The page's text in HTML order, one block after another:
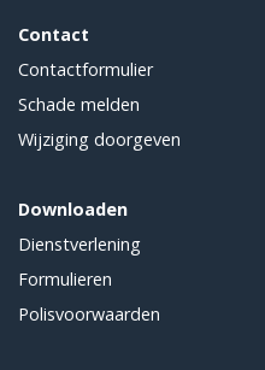
Contact
Contactformulier
Schade melden
Wijziging doorgeven
Downloaden
Dienstverlening
Formulieren
Polisvoorwaarden